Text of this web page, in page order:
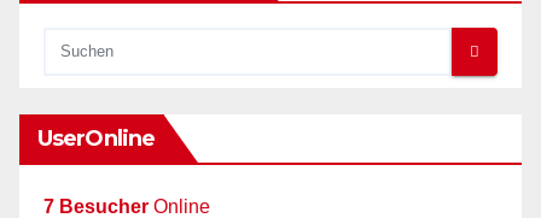
UserOnline
7 Besucher Online